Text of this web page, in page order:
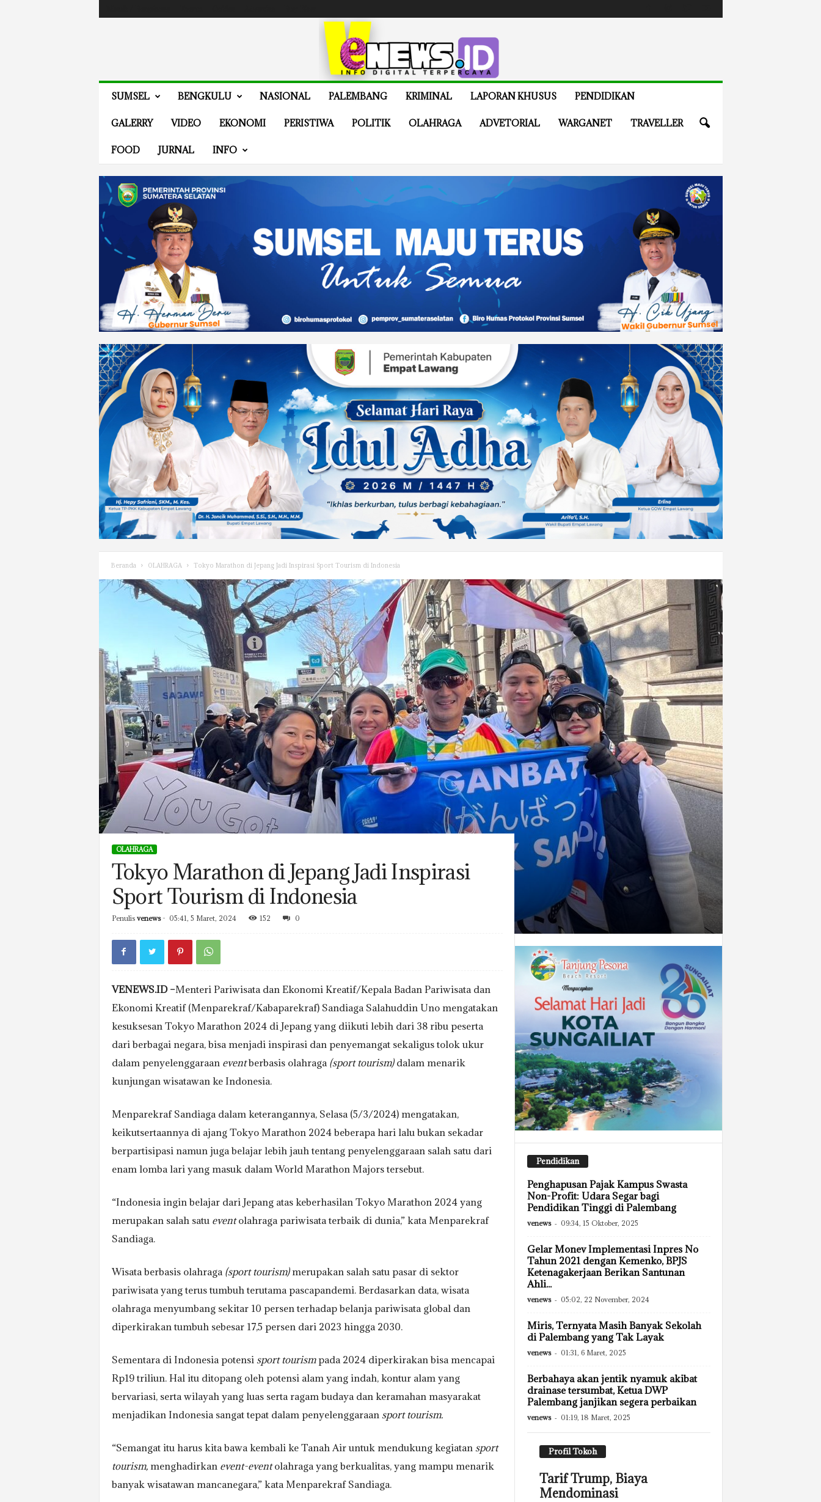
SUMSEL BENGKULU NASIONAL PALEMBANG KRIMINAL LAPORAN KHUSUS PENDIDIKAN
GALERRY VIDEO EKONOMI PERISTIWA POLITIK OLAHRAGA ADVETORIAL WARGANET TRAVELLER
FOOD JURNAL INFO
Beranda OLAHRAGA Tokyo Marathon di Jepang Jadi Inspirasi Sport Tourism di Indonesia
OLAHRAGA
Tokyo Marathon di Jepang Jadi Inspirasi
Sport Tourism di Indonesia
Penulis venews- 05:41, 5 Maret, 2024 152 0
VENEWS.ID –Menteri Pariwisata dan Ekonomi Kreatif/Kepala Badan Pariwisata dan
Ekonomi Kreatif (Menparekraf/Kabaparekraf) Sandiaga Salahuddin Uno mengatakan
kesuksesan Tokyo Marathon 2024 di Jepang yang diikuti lebih dari 38 ribu peserta
dari berbagai negara, bisa menjadi inspirasi dan penyemangat sekaligus tolok ukur
dalam penyelenggaraan eventberbasis olahraga (sport tourism)dalam menarik
kunjungan wisatawan ke Indonesia.
Menparekraf Sandiaga dalam keterangannya, Selasa (5/3/2024) mengatakan,
keikutsertaannya di ajang Tokyo Marathon 2024 beberapa hari lalu bukan sekadar
berpartisipasi namun juga belajar lebih jauh tentang penyelenggaraan salah satu dari
enam lomba lari yang masuk dalam World Marathon Majors tersebut.
“Indonesia ingin belajar dari Jepang atas keberhasilan Tokyo Marathon 2024 yang
merupakan salah satu eventolahraga pariwisata terbaik di dunia,” kata Menparekraf
Sandiaga.
Wisata berbasis olahraga (sport tourism)merupakan salah satu pasar di sektor
pariwisata yang terus tumbuh terutama pascapandemi. Berdasarkan data, wisata
olahraga menyumbang sekitar 10 persen terhadap belanja pariwisata global dan
diperkirakan tumbuh sebesar 17,5 persen dari 2023 hingga 2030.
Sementara di Indonesia potensi sport tourismpada 2024 diperkirakan bisa mencapai
Rp19 triliun. Hal itu ditopang oleh potensi alam yang indah, kontur alam yang
bervariasi, serta wilayah yang luas serta ragam budaya dan keramahan masyarakat
menjadikan Indonesia sangat tepat dalam penyelenggaraan sport tourism.
“Semangat itu harus kita bawa kembali ke Tanah Air untuk mendukung kegiatan sport
tourism,menghadirkan event-eventolahraga yang berkualitas, yang mampu menarik
banyak wisatawan mancanegara,” kata Menparekraf Sandiaga.
Pendidikan
Penghapusan Pajak Kampus Swasta
Non-Profit: Udara Segar bagi
Pendidikan Tinggi di Palembang
venews - 09:34, 15 Oktober, 2025
Gelar Monev Implementasi Inpres No
Tahun 2021 dengan Kemenko, BPJS
Ketenagakerjaan Berikan Santunan
Ahli...
venews - 05:02, 22 November, 2024
Miris, Ternyata Masih Banyak Sekolah
di Palembang yang Tak Layak
venews - 01:31, 6 Maret, 2025
Berbahaya akan jentik nyamuk akibat
drainase tersumbat, Ketua DWP
Palembang janjikan segera perbaikan
venews - 01:19, 18 Maret, 2025
Profil Tokoh
Tarif Trump, Biaya
Mendominasi